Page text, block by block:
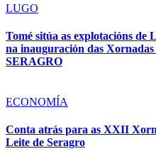
LUGO
Tomé sitúa as explotacións de
na inauguración das
SERAGRO
ECONOMÍA
Conta atrás para as XXII
Leite de Seragro